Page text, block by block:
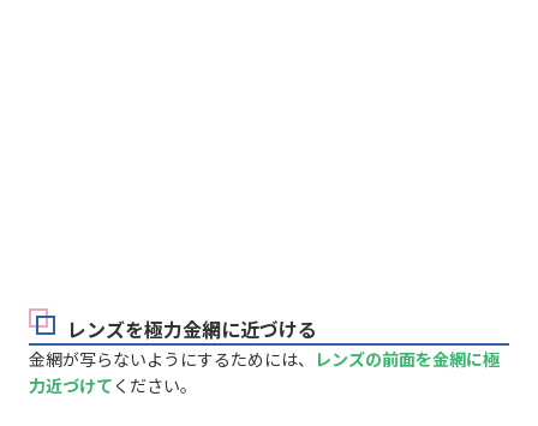
レンズを極力金網に近づける
金網が写らないようにするためには、 レンズの前面を金網に極
力近づけて ください。